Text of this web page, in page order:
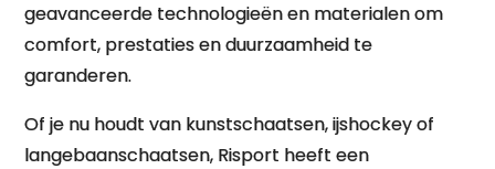
geavanceerde technologieën en materialen om
comfort, prestaties en duurzaamheid te
garanderen.
Of je nu houdt van kunstschaatsen, ijshockey of
langebaanschaatsen, Risport heeft een